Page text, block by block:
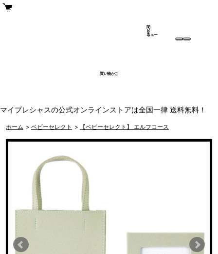
買い物かご
メ
ニュー
閉
じ
る
マイプレシャスの公式オンラインストアは全国一律 送料無料！
ホーム > ベビーセレクト > 【ベビーセレクト】 エルフコース